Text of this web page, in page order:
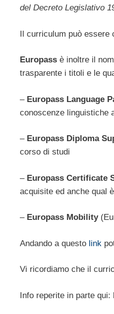
del Decreto Legislativo
Il curriculum può essere
Europass è inoltre il
trasparente i titoli e le
– Europass Language
conoscenze linguistiche
– Europass Diploma
corso di studi
– Europass Certificate
acquisite ed anche qual
– Europass Mobility
Andando a questo link
Vi ricordiamo che il
Info reperite in parte qui: